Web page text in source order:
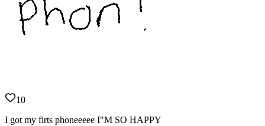
10
I got my firts phoneeeee I"M SO HAPPY